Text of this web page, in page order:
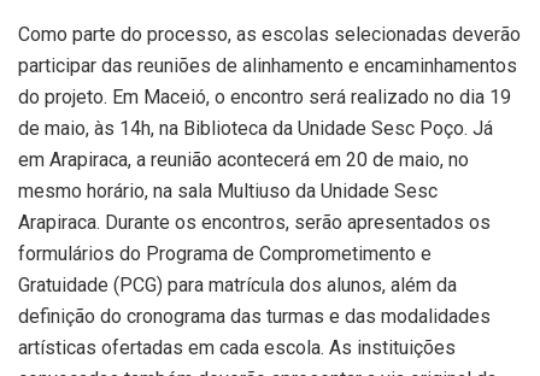
Como parte do processo, as escolas selecionadas deverão
participar das reuniões de alinhamento e encaminhamentos
do projeto. Em Maceió, o encontro será realizado no dia 19
de maio, às 14h, na Biblioteca da Unidade Sesc Poço. Já
em Arapiraca, a reunião acontecerá em 20 de maio, no
mesmo horário, na sala Multiuso da Unidade Sesc
Arapiraca. Durante os encontros, serão apresentados os
formulários do Programa de Comprometimento e
Gratuidade (PCG) para matrícula dos alunos, além da
definição do cronograma das turmas e das modalidades
artísticas ofertadas em cada escola. As instituições